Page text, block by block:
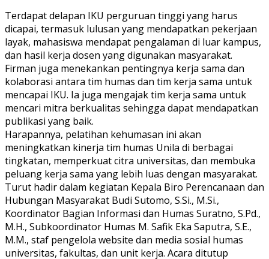
Terdapat delapan IKU perguruan tinggi yang harus
dicapai, termasuk lulusan yang mendapatkan pekerjaan
layak, mahasiswa mendapat pengalaman di luar kampus,
dan hasil kerja dosen yang digunakan masyarakat.
Firman juga menekankan pentingnya kerja sama dan
kolaborasi antara tim humas dan tim kerja sama untuk
mencapai IKU. Ia juga mengajak tim kerja sama untuk
mencari mitra berkualitas sehingga dapat mendapatkan
publikasi yang baik.
Harapannya, pelatihan kehumasan ini akan
meningkatkan kinerja tim humas Unila di berbagai
tingkatan, memperkuat citra universitas, dan membuka
peluang kerja sama yang lebih luas dengan masyarakat.
Turut hadir dalam kegiatan Kepala Biro Perencanaan dan
Hubungan Masyarakat Budi Sutomo, S.Si., M.Si.,
Koordinator Bagian Informasi dan Humas Suratno, S.Pd.,
M.H., Subkoordinator Humas M. Safik Eka Saputra, S.E.,
M.M., staf pengelola website dan media sosial humas
universitas, fakultas, dan unit kerja. Acara ditutup